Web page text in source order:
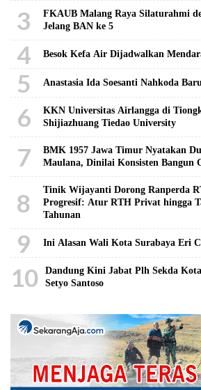
3
FKAUB Malang Raya Silaturahmi
Jelang BAN ke 5
4 Besok Kefa Air Dijadwalkan
5 Anastasia Ida Soesanti Nahkoda
6
KKN Universitas Airlangga di
Shijiazhuang Tiedao University
7
BMK 1957 Jawa Timur Nyatakan
Maulana, Dinilai Konsisten Bangun
8
Tinik Wijayanti Dorong Ranperda
Progresif: Atur RTH Privat hingga
Tahunan
9 Ini Alasan Wali Kota Surabaya Eri
10
Dandung Kini Jabat Plh Sekda
Setyo Santoso